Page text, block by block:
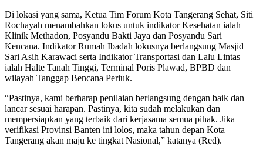
Di lokasi yang sama, Ketua Tim Forum Kota Tangerang Sehat, Siti
Rochayah menambahkan lokus untuk indikator Kesehatan ialah
Klinik Methadon, Posyandu Bakti Jaya dan Posyandu Sari
Kencana. Indikator Rumah Ibadah lokusnya berlangsung Masjid
Sari Asih Karawaci serta Indikator Transportasi dan Lalu Lintas
ialah Halte Tanah Tinggi, Terminal Poris Plawad, BPBD dan
wilayah Tanggap Bencana Periuk.
“Pastinya, kami berharap penilaian berlangsung dengan baik dan
lancar sesuai harapan. Pastinya, kita sudah melakukan dan
mempersiapkan yang terbaik dari kerjasama semua pihak. Jika
verifikasi Provinsi Banten ini lolos, maka tahun depan Kota
Tangerang akan maju ke tingkat Nasional,” katanya (Red).